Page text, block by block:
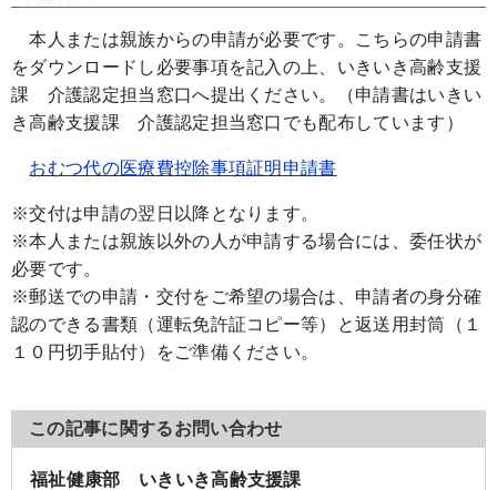
本人または親族からの申請が必要です。こちらの申請書
をダウンロードし必要事項を記入の上、いきいき高齢支援
課 介護認定担当窓口へ提出ください。（申請書はいきい
き高齢支援課 介護認定担当窓口でも配布しています）
おむつ代の医療費控除事項証明申請書
※交付は申請の翌日以降となります。
※本人または親族以外の人が申請する場合には、委任状が
必要です。
※郵送での申請・交付をご希望の場合は、申請者の身分確
認のできる書類（運転免許証コピー等）と返送用封筒（１
１０円切手貼付）をご準備ください。
この記事に関するお問い合わせ
福祉健康部 いきいき高齢支援課